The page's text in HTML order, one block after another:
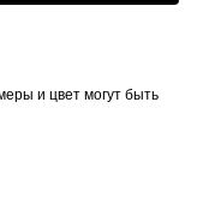
и цвет могут быть